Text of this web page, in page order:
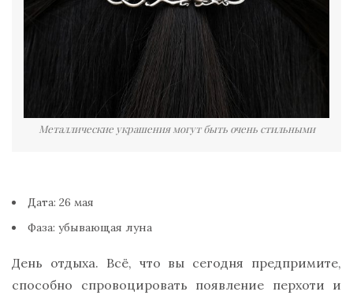
Металлические украшения могут быть очень стильными
Дата: 26 мая
Фаза: убывающая луна
День отдыха. Всё, что вы сегодня предпримите,
способно спровоцировать появление перхоти и